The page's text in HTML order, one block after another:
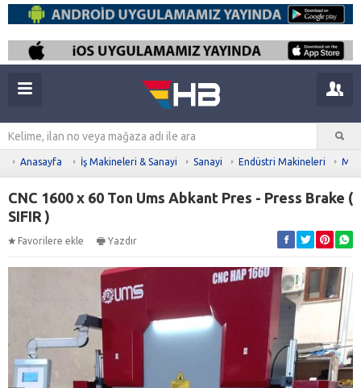
Anasayfa İş Makineleri & Sanayi Sanayi Endüstri Makineleri
CNC 1600 x 60 Ton Ums Abkant Pres - Press Brake (
SIFIR )
Favorilere ekle Yazdır